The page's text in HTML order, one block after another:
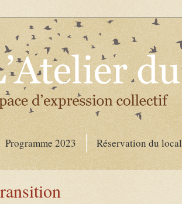
Programme 2023 Réservation du local